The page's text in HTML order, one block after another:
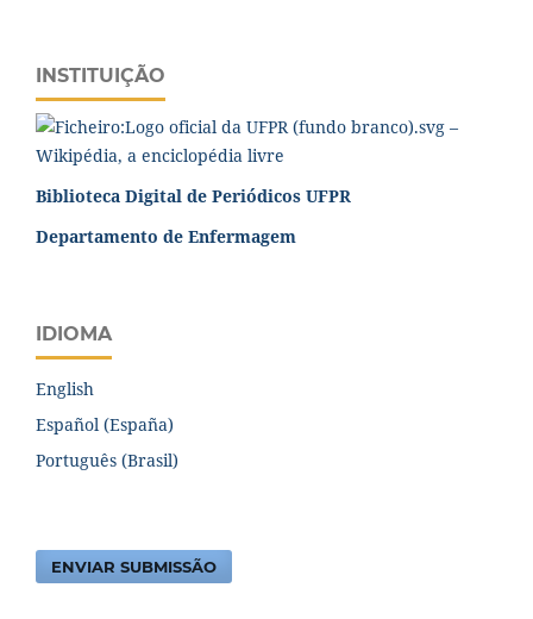
INSTITUIÇÃO
Biblioteca Digital de Periódicos UFPR
Departamento de Enfermagem
IDIOMA
English
Español (España)
Português (Brasil)
ENVIAR SUBMISSÃO